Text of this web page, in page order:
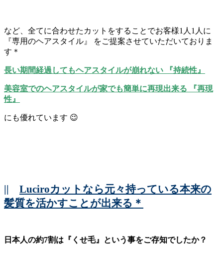
など、全てに合わせたカットをすることでお客様1人1人に
『専用のヘアスタイル』 をご提案させていただいておりま
す＊
長い期間経過してもヘアスタイルが崩れない 『持続性』
美容室でのヘアスタイルが家でも簡単に再現出来る 『再現
性』
にも優れています 😉
|| Luciroカットなら元々持っている本来の
髪質を活かすことが出来る＊
日本人の約7割は『くせ毛』という事をご存知でしたか？